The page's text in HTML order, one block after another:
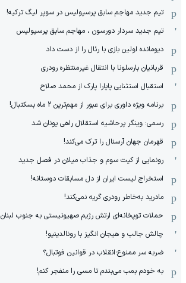
تیم جدید مهاجم سابق پرسپولیس در سوپر لیگ ترکیه!
تیم جدید سردار دورسون ، مهاجم سابق پرسپولیس
دیومانده اولین بازی با رئال را از دست داد
قربانیان بارسلونا با انتقال غیرمنتظره رودری
استقبال استثنایی پاپارا پارک از محمد صلاح
برنامه ویژه داوری برای عبور از مهم‌ترین 2 ماه بسکتبال!
رسمی: وینگر پرحاشیه استقلال راهی یونان شد
قهرمان جهان آرسنال را ترک می‌کند!
رونمایی از کیت سوم و جذاب میلان در فصل جدید
استخراج لیست ایران از دل مسابقات دوستانه!
مادرید به‌خاطر رودری گریه نمی‌کند!
حملات توپخانه‌ای ارتش رژیم صهیونیستی به جنوب لبنان
چالش جالب و هیجان انگیز با رونالدینیو!
ضربه سر ممنوع؛انقلاب در قوانین فوتبال؟
به خودم بمب می‌بندم تا مسی را منفجر کنم!